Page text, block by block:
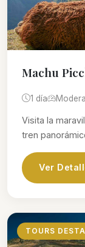
Machu
1 día
Visita la
tren
Ver
TOURS